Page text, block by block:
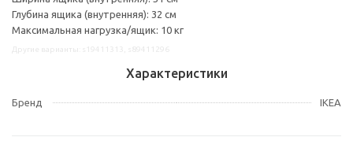
Глубина ящика (внутренняя): 32 см
Максимальная нагрузка/ящик: 10 кг
Характеристики
Бренд IKEA